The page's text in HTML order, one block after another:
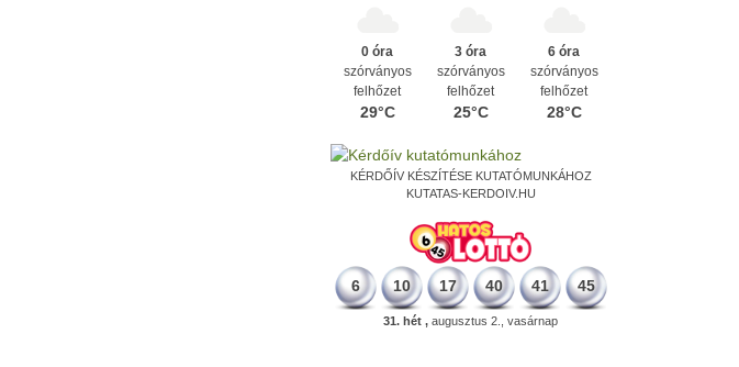
0 óra
szórványos
felhőzet
29°C
3 óra
szórványos
felhőzet
25°C
6 óra
szórványos
felhőzet
28°C
KÉRDŐÍV KÉSZÍTÉSE KUTATÓMUNKÁHOZ
KUTATAS-KERDOIV.HU
6 10 17 40 41 45
31. hét , augusztus 2., vasárnap